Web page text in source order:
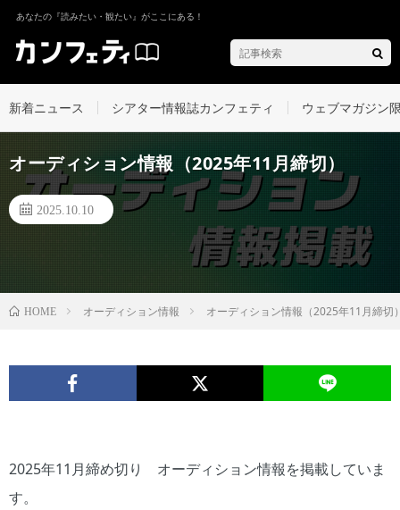
あなたの『読みたい・観たい』がここにある！
新着ニュース シアター情報誌カンフェティ ウェブマガジン
オーディション情報（2025年11月締切）
2025.10.10
HOME オーディション情報 オーディション情報（2025年11月締切
2025年11月締め切り オーディション情報を掲載していま
す。